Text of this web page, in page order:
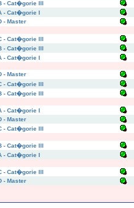
- Cat�gorie III
- Cat�gorie I
- Master
- Cat�gorie III
- Cat�gorie III
- Cat�gorie I
- Master
- Cat�gorie III
- Cat�gorie III
- Cat�gorie I
- Master
- Cat�gorie III
- Cat�gorie III
- Cat�gorie I
- Cat�gorie III
- Master